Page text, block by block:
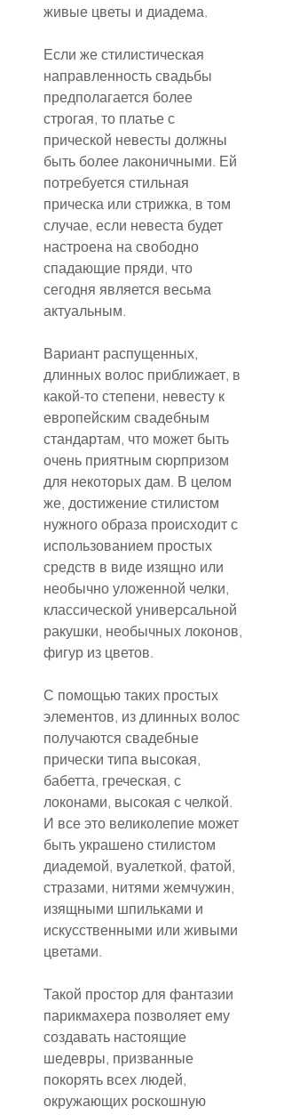
живые цветы и диадема.
Если же стилистическая
направленность свадьбы
предполагается более
строгая, то платье с
прической невесты должны
быть более лаконичными. Ей
потребуется стильная
прическа или стрижка, в том
случае, если невеста будет
настроена на свободно
спадающие пряди, что
сегодня является весьма
актуальным.
Вариант распущенных,
длинных волос приближает, в
какой-то степени, невесту к
европейским свадебным
стандартам, что может быть
очень приятным сюрпризом
для некоторых дам. В целом
же, достижение стилистом
нужного образа происходит с
использованием простых
средств в виде изящно или
необычно уложенной челки,
классической универсальной
ракушки, необычных локонов,
фигур из цветов.
С помощью таких простых
элементов, из длинных волос
получаются свадебные
прически типа высокая,
бабетта, греческая, с
локонами, высокая с челкой.
И все это великолепие может
быть украшено стилистом
диадемой, вуалеткой, фатой,
стразами, нитями жемчужин,
изящными шпильками и
искусственными или живыми
цветами.
Такой простор для фантазии
парикмахера позволяет ему
создавать настоящие
шедевры, призванные
покорять всех людей,
окружающих роскошную